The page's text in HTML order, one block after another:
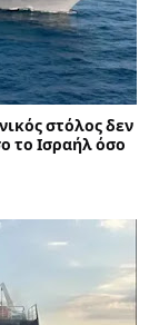
στόλος δεν
το Ισραήλ όσο